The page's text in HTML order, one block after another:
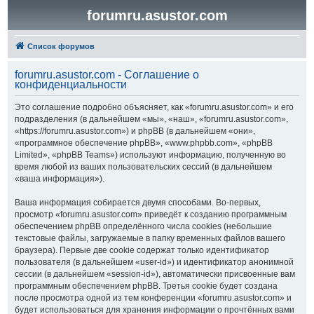
forumru.asustor.com
Список форумов
forumru.asustor.com - Соглашение о
конфиденциальности
Это соглашение подробно объясняет, как «forumru.asustor.com» и его
подразделения (в дальнейшем «мы», «наш», «forumru.asustor.com»,
«https://forumru.asustor.com») и phpBB (в дальнейшем «они»,
«программное обеспечение phpBB», «www.phpbb.com», «phpBB
Limited», «phpBB Teams») используют информацию, полученную во
время любой из ваших пользовательских сессий (в дальнейшем
«ваша информация»).
Ваша информация собирается двумя способами. Во-первых,
просмотр «forumru.asustor.com» приведёт к созданию программным
обеспечением phpBB определённого числа cookies (небольшие
текстовые файлы, загружаемые в папку временных файлов вашего
браузера). Первые две cookie содержат только идентификатор
пользователя (в дальнейшем «user-id») и идентификатор анонимной
сессии (в дальнейшем «session-id»), автоматически присвоенные вам
программным обеспечением phpBB. Третья cookie будет создана
после просмотра одной из тем конференции «forumru.asustor.com» и
будет использоваться для хранения информации о прочтённых вами